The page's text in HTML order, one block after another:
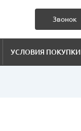
Звонок
УСЛОВИЯ ПОКУПКИ